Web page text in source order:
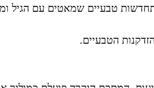
טבעיים שמאטים עם הגיל